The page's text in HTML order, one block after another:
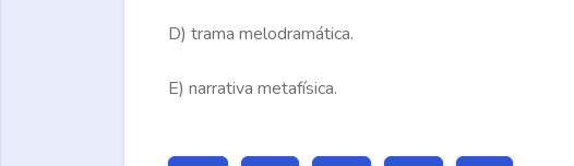
D) trama melodramática.
E) narrativa metafísica.